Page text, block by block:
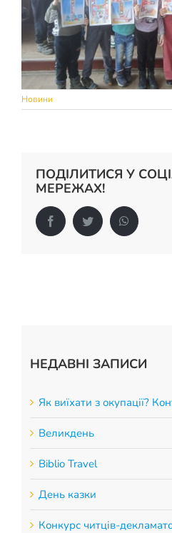
Новини
ПОДІЛИТИСЯ У
МЕРЕЖАХ!
FacebookTwitter WhatsApp
НЕДАВНІ ЗАПИСИ
Як виїхати з окупації?
Великдень
Biblio Travel
День казки
Конкурс читців-